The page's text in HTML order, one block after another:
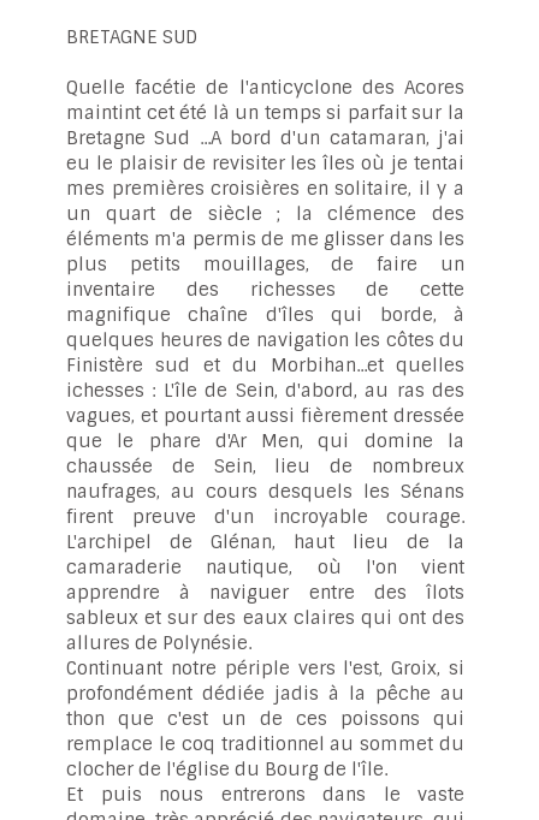
BRETAGNE SUD
Quelle facétie de l'anticyclone des Acores
maintint cet été là un temps si parfait sur la
Bretagne Sud ...A bord d'un catamaran, j'ai
eu le plaisir de revisiter les îles où je tentai
mes premières croisières en solitaire, il y a
un quart de siècle ; la clémence des
éléments m'a permis de me glisser dans les
plus petits mouillages, de faire un
inventaire des richesses de cette
magnifique chaîne d'îles qui borde, à
quelques heures de navigation les côtes du
Finistère sud et du Morbihan...et quelles
ichesses : L'île de Sein, d'abord, au ras des
vagues, et pourtant aussi fièrement dressée
que le phare d'Ar Men, qui domine la
chaussée de Sein, lieu de nombreux
naufrages, au cours desquels les Sénans
firent preuve d'un incroyable courage.
L'archipel de Glénan, haut lieu de la
camaraderie nautique, où l'on vient
apprendre à naviguer entre des îlots
sableux et sur des eaux claires qui ont des
allures de Polynésie.
Continuant notre périple vers l'est, Groix, si
profondément dédiée jadis à la pêche au
thon que c'est un de ces poissons qui
remplace le coq traditionnel au sommet du
clocher de l'église du Bourg de l'île.
Et puis nous entrerons dans le vaste